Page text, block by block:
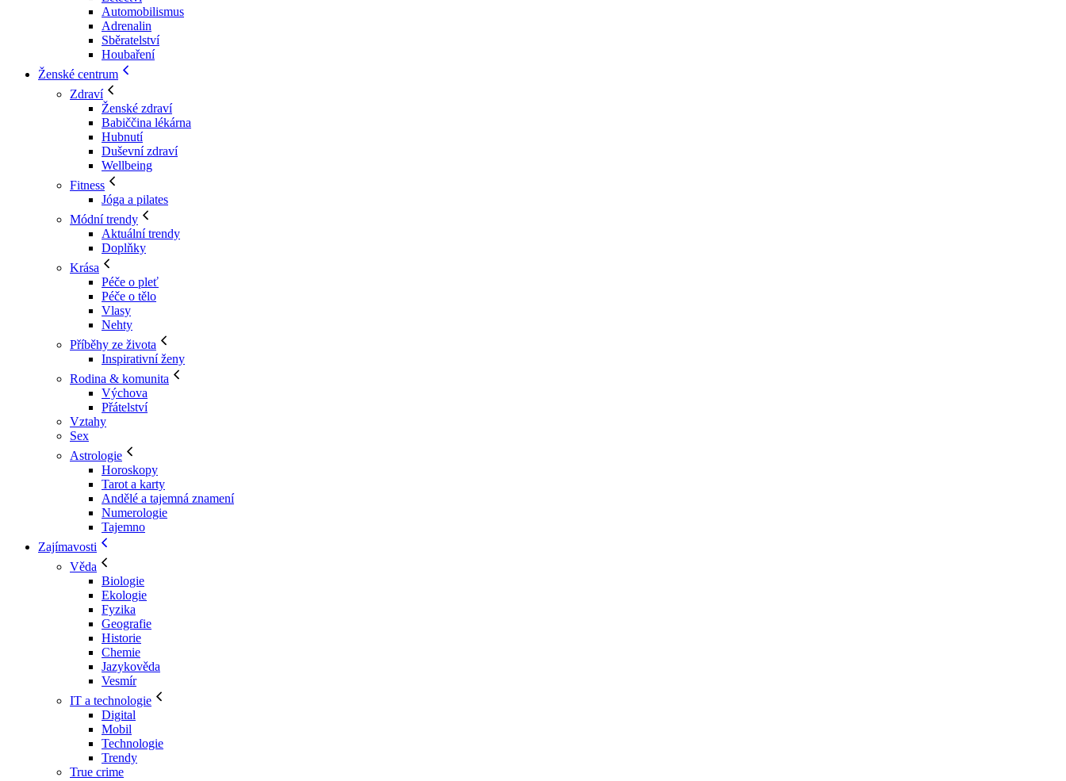
Automobilismus
Adrenalin
Sběratelství
Houbaření
Ženské centrum
Zdraví
Ženské zdraví
Babiččina lékárna
Hubnutí
Duševní zdraví
Wellbeing
Fitness
Jóga a pilates
Módní trendy
Aktuální trendy
Doplňky
Krása
Péče o pleť
Péče o tělo
Vlasy
Nehty
Příběhy ze života
Inspirativní ženy
Rodina & komunita
Výchova
Přátelství
Vztahy
Sex
Astrologie
Horoskopy
Tarot a karty
Andělé a tajemná znamení
Numerologie
Tajemno
Zajímavosti
Věda
Biologie
Ekologie
Fyzika
Geografie
Historie
Chemie
Jazykověda
Vesmír
IT a technologie
Digital
Mobil
Technologie
Trendy
True crime